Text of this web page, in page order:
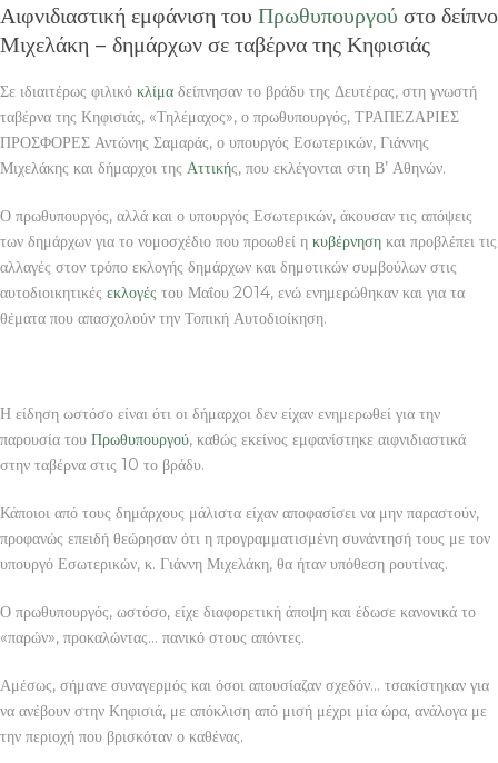
Αιφνιδιαστική εμφάνιση του Πρωθυπουργού στο δείπνο
Μιχελάκη – δημάρχων σε ταβέρνα της Κηφισιάς
Σε ιδιαιτέρως φιλικό κλίμα δείπνησαν το βράδυ της Δευτέρας, στη γνωστή
ταβέρνα της Κηφισιάς, «Τηλέμαχος», ο πρωθυπουργός, ΤΡΑΠΕΖΑΡΙΕΣ
ΠΡΟΣΦΟΡΕΣ Αντώνης Σαμαράς, ο υπουργός Εσωτερικών, Γιάννης
Μιχελάκης και δήμαρχοι της Αττικής, που εκλέγονται στη Β’ Αθηνών.
Ο πρωθυπουργός, αλλά και ο υπουργός Εσωτερικών, άκουσαν τις απόψεις
των δημάρχων για το νομοσχέδιο που προωθεί η κυβέρνηση και προβλέπει τις
αλλαγές στον τρόπο εκλογής δημάρχων και δημοτικών συμβούλων στις
αυτοδιοικητικές εκλογές του Μαΐου 2014, ενώ ενημερώθηκαν και για τα
θέματα που απασχολούν την Τοπική Αυτοδιοίκηση.
Η είδηση ωστόσο είναι ότι οι δήμαρχοι δεν είχαν ενημερωθεί για την
παρουσία του Πρωθυπουργού, καθώς εκείνος εμφανίστηκε αιφνιδιαστικά
στην ταβέρνα στις 10 το βράδυ.
Κάποιοι από τους δημάρχους μάλιστα είχαν αποφασίσει να μην παραστούν,
προφανώς επειδή θεώρησαν ότι η προγραμματισμένη συνάντησή τους με τον
υπουργό Εσωτερικών, κ. Γιάννη Μιχελάκη, θα ήταν υπόθεση ρουτίνας.
Ο πρωθυπουργός, ωστόσο, είχε διαφορετική άποψη και έδωσε κανονικά το
«παρών», προκαλώντας… πανικό στους απόντες.
Αμέσως, σήμανε συναγερμός και όσοι απουσίαζαν σχεδόν… τσακίστηκαν για
να ανέβουν στην Κηφισιά, με απόκλιση από μισή μέχρι μία ώρα, ανάλογα με
την περιοχή που βρισκόταν ο καθένας.